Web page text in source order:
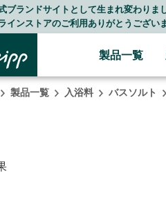
ブランドサイトとして生まれ変わりまし
インストアのご利用ありがとうござい
製品一覧
製品一覧 入浴料 バスソルト